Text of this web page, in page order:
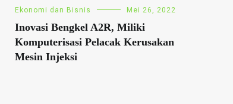
Ekonomi dan Bisnis Mei 26, 2022
Inovasi Bengkel A2R, Miliki
Komputerisasi Pelacak Kerusakan
Mesin Injeksi